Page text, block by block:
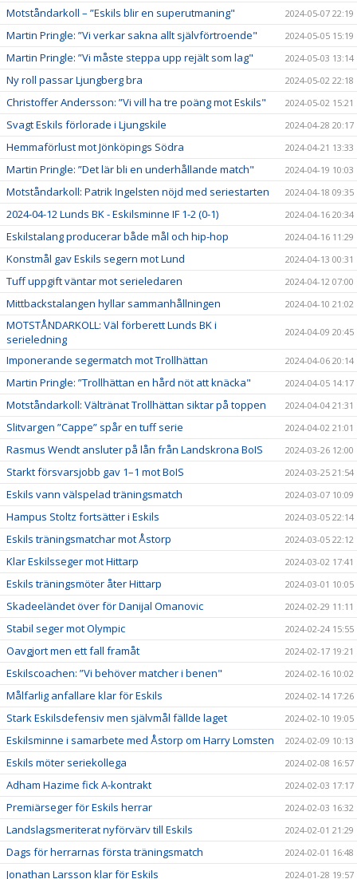
Motståndarkoll – ”Eskils blir en superutmaning" 2024-05-07 22:19
Martin Pringle: ”Vi verkar sakna allt självförtroende" 2024-05-05 15:19
Martin Pringle: ”Vi måste steppa upp rejält som lag" 2024-05-03 13:14
Ny roll passar Ljungberg bra 2024-05-02 22:18
Christoffer Andersson: ”Vi vill ha tre poäng mot Eskils" 2024-05-02 15:21
Svagt Eskils förlorade i Ljungskile 2024-04-28 20:17
Hemmaförlust mot Jönköpings Södra 2024-04-21 13:33
Martin Pringle: ”Det lär bli en underhållande match" 2024-04-19 10:03
Motståndarkoll: Patrik Ingelsten nöjd med seriestarten 2024-04-18 09:35
2024-04-12 Lunds BK - Eskilsminne IF 1-2 (0-1) 2024-04-16 20:34
Eskilstalang producerar både mål och hip-hop 2024-04-16 11:29
Konstmål gav Eskils segern mot Lund 2024-04-13 00:31
Tuff uppgift väntar mot serieledaren 2024-04-12 07:00
Mittbackstalangen hyllar sammanhållningen 2024-04-10 21:02
MOTSTÅNDARKOLL: Väl förberett Lunds BK i
serieledning
2024-04-09 20:45
Imponerande segermatch mot Trollhättan 2024-04-06 20:14
Martin Pringle: ”Trollhättan en hård nöt att knäcka" 2024-04-05 14:17
Motståndarkoll: Vältränat Trollhättan siktar på toppen 2024-04-04 21:31
Slitvargen ”Cappe” spår en tuff serie 2024-04-02 21:01
Rasmus Wendt ansluter på lån från Landskrona BoIS 2024-03-26 12:00
Starkt försvarsjobb gav 1–1 mot BoIS 2024-03-25 21:54
Eskils vann välspelad träningsmatch 2024-03-07 10:09
Hampus Stoltz fortsätter i Eskils 2024-03-05 22:14
Eskils träningsmatchar mot Åstorp 2024-03-05 22:12
Klar Eskilsseger mot Hittarp 2024-03-02 17:41
Eskils träningsmöter åter Hittarp 2024-03-01 10:05
Skadeeländet över för Danijal Omanovic 2024-02-29 11:11
Stabil seger mot Olympic 2024-02-24 15:55
Oavgjort men ett fall framåt 2024-02-17 19:21
Eskilscoachen: ”Vi behöver matcher i benen" 2024-02-16 10:02
Målfarlig anfallare klar för Eskils 2024-02-14 17:26
Stark Eskilsdefensiv men självmål fällde laget 2024-02-10 19:05
Eskilsminne i samarbete med Åstorp om Harry Lomsten 2024-02-09 10:13
Eskils möter seriekollega 2024-02-08 16:57
Adham Hazime fick A-kontrakt 2024-02-03 17:17
Premiärseger för Eskils herrar 2024-02-03 16:32
Landslagsmeriterat nyförvärv till Eskils 2024-02-01 21:29
Dags för herrarnas första träningsmatch 2024-02-01 16:48
Jonathan Larsson klar för Eskils 2024-01-28 19:57